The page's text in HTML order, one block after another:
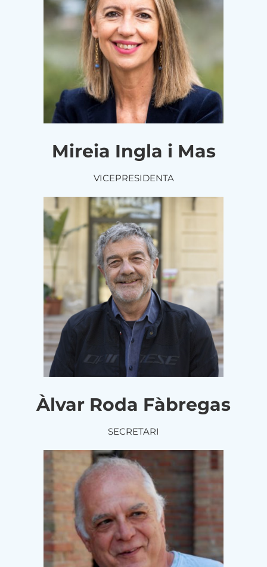
Mireia Ingla i Mas
VICEPRESIDENTA
Àlvar Roda Fàbregas
SECRETARI